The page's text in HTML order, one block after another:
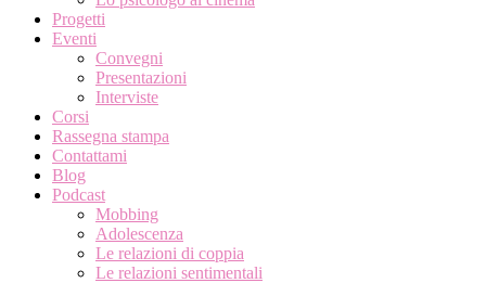
Progetti
Eventi
Convegni
Presentazioni
Interviste
Corsi
Rassegna stampa
Contattami
Blog
Podcast
Mobbing
Adolescenza
Le relazioni di coppia
Le relazioni sentimentali